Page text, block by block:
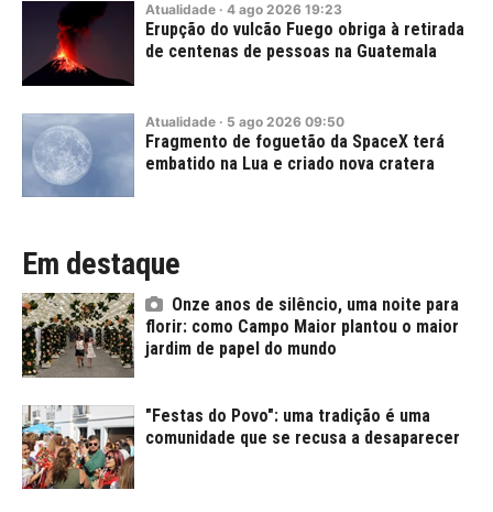
Atualidade · 4 ago 2026 19:23
Erupção do vulcão Fuego obriga à retirada
de centenas de pessoas na Guatemala
Atualidade · 5 ago 2026 09:50
Fragmento de foguetão da SpaceX terá
embatido na Lua e criado nova cratera
Em destaque
Onze anos de silêncio, uma noite para
florir: como Campo Maior plantou o maior
jardim de papel do mundo
"Festas do Povo": uma tradição é uma
comunidade que se recusa a desaparecer